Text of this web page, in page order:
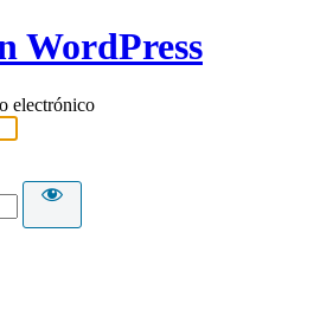
WordPress
electrónico